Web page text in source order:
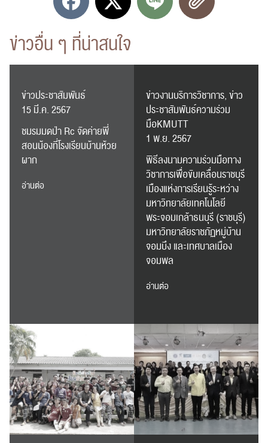
ข่าวอื่น ๆ ที่น่าสนใจ
ข่าวประชาสัมพันธ์
15 มี.ค. 2567
ชมรมมดป่า Rc จัดค่ายพี่
สอนน้องที่โรงเรียนบ้านห้วย
ผาก
อ่านต่อ
ข่าวงานบริการวิชาการ, ข่าว
ประชาสัมพันธ์ความร่วม
มือKMUTT
1 พ.ย. 2567
พิธีลงนามความร่วมมือทาง
วิชาการเพื่อขับเคลื่อนราชบุรี
เมืองแห่งการเรียนรู้ระหว่าง
มหาวิทยาลัยเทคโนโลยี
พระจอมเกล้าธนบุรี (ราชบุรี)
มหาวิทยาลัยราชภัฏหมู่บ้าน
จอมบึง และเทศบาลเมือง
จอมพล
อ่านต่อ
RC Activity
ส่งข่าวประชาสัมพันธ์
ปฏิทิน
ส่งข่าวประชาสัมพันธ์
RC Activity